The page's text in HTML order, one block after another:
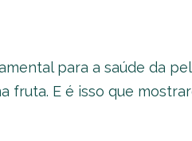
para a saúde da
fruta. E é isso que